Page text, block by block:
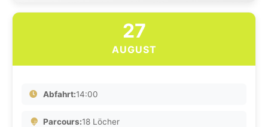
27
AUGUST
Abfahrt:14:00
Parcours:18 Löcher